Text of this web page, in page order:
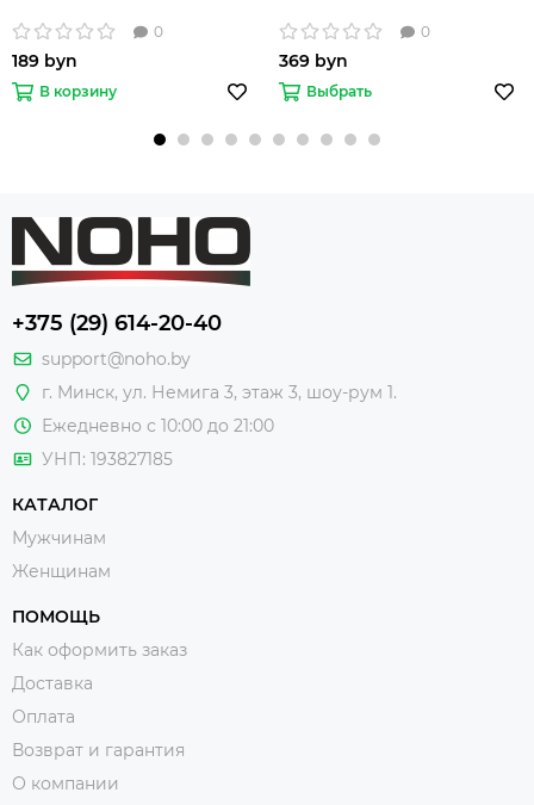
0
189 byn
В корзину
0
369 byn
Выбрать
+375 (29) 614-20-40
support@noho.by
г. Минск, ул. Немига 3, этаж 3, шоу-рум 1.
Ежедневно с 10:00 до 21:00
УНП: 193827185
КАТАЛОГ
Мужчинам
Женщинам
ПОМОЩЬ
Как оформить заказ
Доставка
Оплата
Возврат и гарантия
О компании